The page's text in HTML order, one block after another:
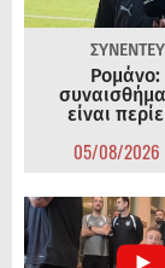
Ρομάνο:
είναι
05/08/2026